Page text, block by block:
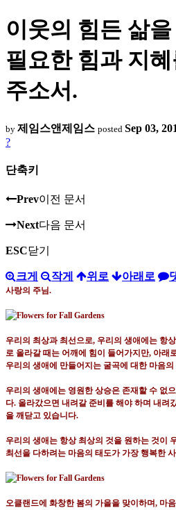
이웃의 힘든 삶
필요한 힘과 지
주소서.
by 제임스앤제임스 posted Sep 03,
?
단축키
Prev이전 문서
Next다음 문서
ESC닫기
크게 작게 위로 아래로
사랑의 주님.
우리의 최상과 최선으로, 우리의 생애에는 항
로 올라갈 때는 어깨에 힘이 들어가지만, 아래
우리의 생애에 만들어지는 굴곡에 대한 마음
우리의 생애에는 영원한 상승은 존재할 수 없
다. 올라갔으면 내려갈 준비를 해야 하며 내려
을 깨닫고 있습니다.
우리의 생애는 항상 최상의 것을 원하는 것이
최선을 다하려는 마음의 태도가 가장 행복한
오클랜드에 화창한 봄의 가을을 맞이하며, 마